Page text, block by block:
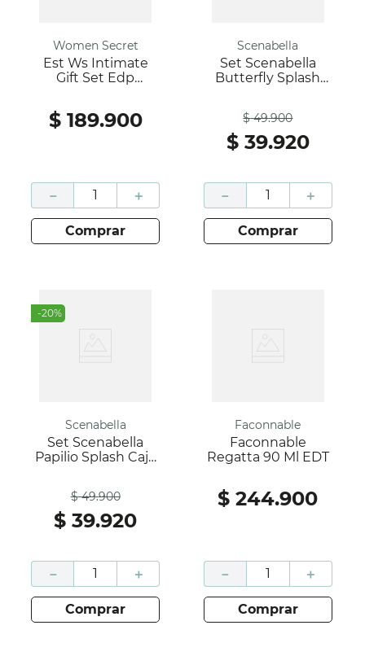
Women Secret
Est Ws Intimate
Gift Set Edp
$ 189.900
＋
－
comprar
Scenabella
Set Scenabella
Butterfly Splash
$ 49.900
$ 39.920
＋
－
comprar
-20%
Scenabella
Set Scenabella
Papilio Splash Caja
$ 49.900
$ 39.920
＋
－
comprar
Faconnable
Faconnable
Regatta 90 Ml EDT
$ 244.900
＋
－
comprar